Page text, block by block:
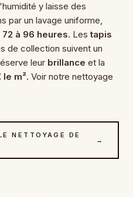
y laisse des
par un lavage uniforme,
72 à 96 heures. Lestapis
de collection suivent un
leur brillance et la
le m². Voir notre nettoyage
NETTOYAGE DE
→